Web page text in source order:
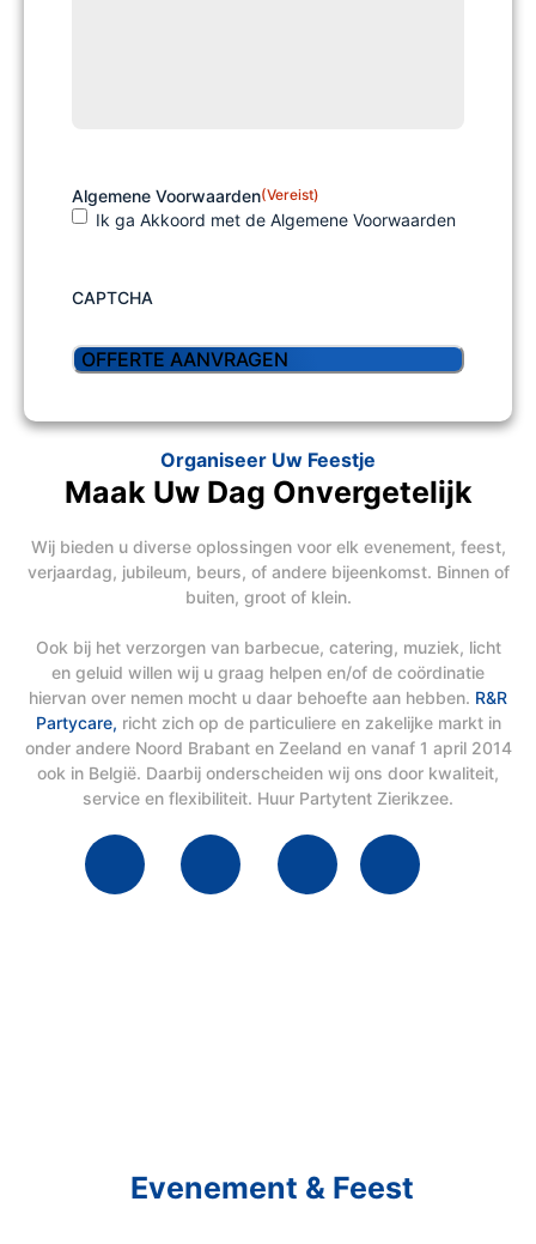
Algemene Voorwaarden(Vereist)
Ik ga Akkoord met de Algemene Voorwaarden
CAPTCHA
Organiseer Uw Feestje
Maak Uw Dag Onvergetelijk
Wij bieden u diverse oplossingen voor elk evenement, feest,
verjaardag, jubileum, beurs, of andere bijeenkomst. Binnen of
buiten, groot of klein.
Ook bij het verzorgen van barbecue, catering, muziek, licht
en geluid willen wij u graag helpen en/of de coördinatie
hiervan over nemen mocht u daar behoefte aan hebben. R&R
Partycare, richt zich op de particuliere en zakelijke markt in
onder andere Noord Brabant en Zeeland en vanaf 1 april 2014
ook in België. Daarbij onderscheiden wij ons door kwaliteit,
service en flexibiliteit. Huur Partytent Zierikzee.
Evenement & Feest